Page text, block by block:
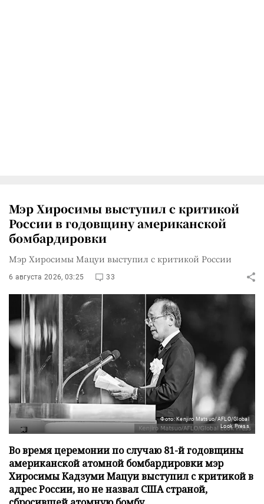
Мэр Хиросимы выступил с критикой
России в годовщину американской
бомбардировки
Мэр Хиросимы Мацуи выступил с критикой России
6 августа 2026, 03:25 33
Фото: Kenjiro Matsuo/AFLO/Global
Look Press
Во время церемонии по случаю 81-й годовщины
американской атомной бомбардировки мэр
Хиросимы Кадзуми Мацуи выступил с критикой в
адрес России, но не назвал США страной,